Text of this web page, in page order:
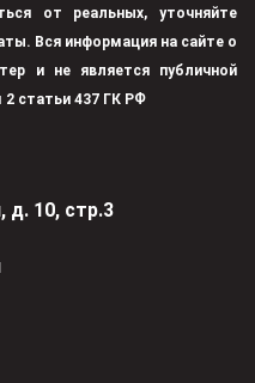
от реальных, уточняйте
Вся информация на сайте о
и не является публичной
статьи 437 ГК РФ
д. 10, стр.3